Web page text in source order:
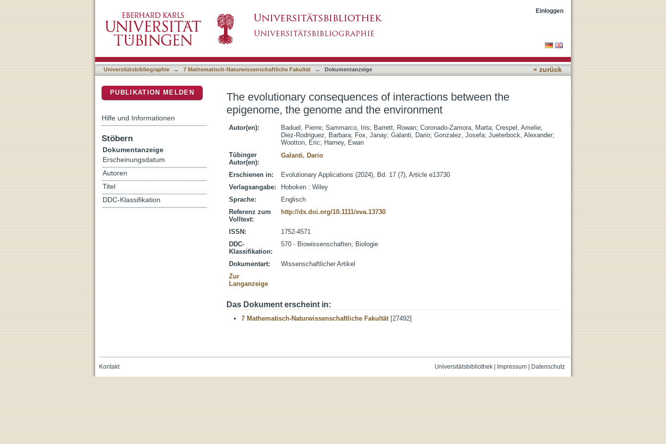
The evolutionary consequences of interactions between the epigenome, the genome and the
environment
Einloggen
Universitätsbibliographie → 7 Mathematisch-Naturwissenschaftliche Fakultät → Dokumentanzeige « zurück
The evolutionary consequences of interactions between the
epigenome, the genome and the environment
Autor(en): Baduel, Pierre; Sammarco, Iris; Barrett, Rowan; Coronado-Zamora, Marta; Crespel, Amelie;
Diez-Rodriguez, Barbara; Fox, Janay; Galanti, Dario; Gonzalez, Josefa; Jueterbock, Alexander;
Wootton, Eric; Harney, Ewan
Tübinger
Autor(en):
Galanti, Dario
Erschienen in:
Evolutionary Applications (2024), Bd. 17 (7), Article e13730
Verlagsangabe:
Hoboken : Wiley
Sprache:
Englisch
Referenz zum
Volltext:
http://dx.doi.org/10.1111/eva.13730
ISSN:
1752-4571
DDC-
Klassifikation:
570 - Biowissenschaften, Biologie
Dokumentart:
Wissenschaftlicher Artikel
Zur
Langanzeige
Das Dokument erscheint in:
7 Mathematisch-Naturwissenschaftliche Fakultät[27492]
PUBLIKATION MELDEN
Hilfe und Informationen
Stöbern
Dokumentanzeige
Erscheinungsdatum
Autoren
Titel
DDC-Klassifikation
Universitätsbibliothek| Impressum| Datenschutz
Kontakt